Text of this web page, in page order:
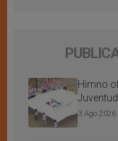
Himno
3 Ago 2026